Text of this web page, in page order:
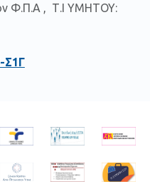
Φ.Π.Α , Τ.Ι ΥΜΗΤΟΥ:
Σ1Γ